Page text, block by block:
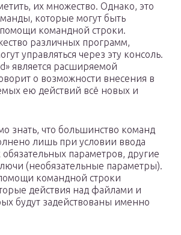
их множество. Однако, это
которые могут быть
командной строки.
различных программ,
управляться через эту консоль.
является расширяемой
о возможности внесения в
ею действий всё новых и
знать, что большинство команд
лишь при условии ввода
параметров, другие
(необязательные параметры).
командной строки
действия над файлами и
будут задействованы именно